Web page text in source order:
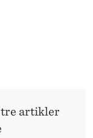
tre artikler